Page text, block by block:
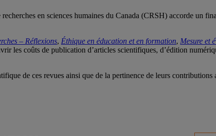
en sciences humaines du Canada (CRSH) accorde un
– Réflexions, Éthique en éducation et en formation, Mesure et
les coûts de publication d’articles scientifiques, d’édition
de ces revues ainsi que de la pertinence de leurs contributions